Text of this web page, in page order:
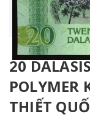
20
POLYMER
THIẾT